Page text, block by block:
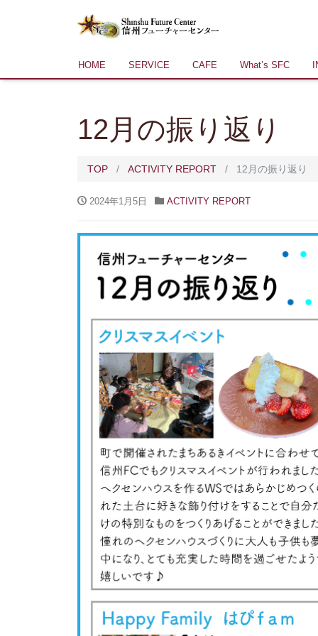
HOME SERVICE CAFE What’s SFC
12月の振り返り
TOP ACTIVITY REPORT 12月の振り返り
2024年1月5日 ACTIVITY REPORT